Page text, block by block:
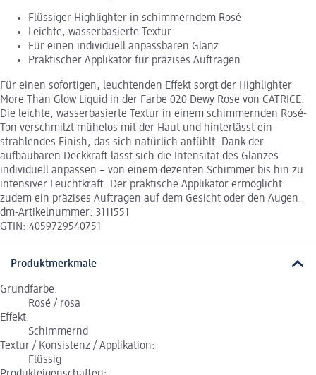
Flüssiger Highlighter in schimmerndem Rosé
Leichte, wasserbasierte Textur
Für einen individuell anpassbaren Glanz
Praktischer Applikator für präzises Auftragen
Für einen sofortigen, leuchtenden Effekt sorgt der Highlighter
More Than Glow Liquid in der Farbe 020 Dewy Rose von CATRICE.
Die leichte, wasserbasierte Textur in einem schimmernden Rosé-
Ton verschmilzt mühelos mit der Haut und hinterlässt ein
strahlendes Finish, das sich natürlich anfühlt. Dank der
aufbaubaren Deckkraft lässt sich die Intensität des Glanzes
individuell anpassen – von einem dezenten Schimmer bis hin zu
intensiver Leuchtkraft. Der praktische Applikator ermöglicht
zudem ein präzises Auftragen auf dem Gesicht oder den Augen.
dm-Artikelnummer: 3111551
GTIN: 4059729540751
Produktmerkmale
Grundfarbe:
Rosé / rosa
Effekt:
Schimmernd
Textur / Konsistenz / Applikation:
Flüssig